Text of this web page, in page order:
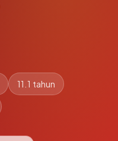
11.1 tahun